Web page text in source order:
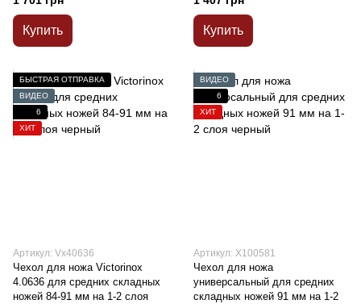
Купить Купить
БЫСТРАЯ ОТПРАВКА
ВИДЕО
6
ХИТ
Артикул: Vx40636
Чехол для ножа Victorinox
4.0636 для средних складных
ножей 84-91 мм на 1-2 слоя
ВИДЕО
6
ХИТ
Артикул: X100581
Чехол для ножа
универсальный для средних
складных ножей 91 мм на 1-2